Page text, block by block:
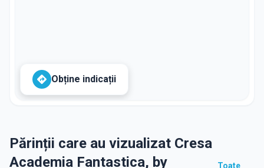
Obține indicații
Părinții care au vizualizat Cresa
Academia Fantastica, by
Toate